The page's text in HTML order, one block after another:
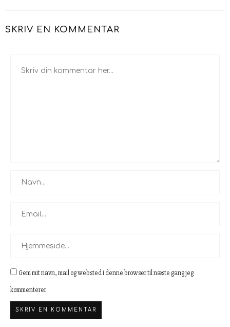
SKRIV EN KOMMENTAR
Gem mit navn, mail og websted i denne browser til næste gang jeg
kommenterer.